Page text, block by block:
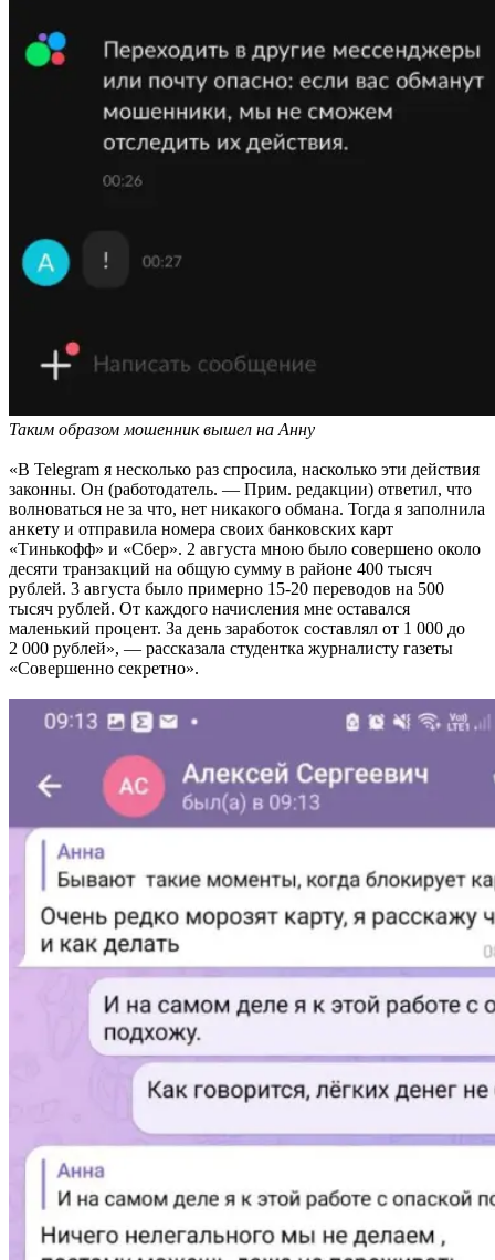
Таким образом мошенник вышел на Анну
«В Telegram я несколько раз спросила, насколько эти действия
законны. Он (работодатель. — Прим. редакции) ответил, что
волноваться не за что, нет никакого обмана. Тогда я заполнила
анкету и отправила номера своих банковских карт
«Тинькофф» и «Сбер». 2 августа мною было совершено около
десяти транзакций на общую сумму в районе 400 тысяч
рублей. 3 августа было примерно 15-20 переводов на 500
тысяч рублей. От каждого начисления мне оставался
маленький процент. За день заработок составлял от 1 000 до
2 000 рублей», — рассказала студентка журналисту газеты
«Совершенно секретно».